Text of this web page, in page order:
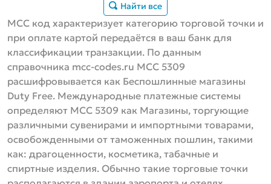
Найти все
MCC код характеризует категорию торговой точки и
при оплате картой передаётся в ваш банк для
классификации транзакции. По данным
справочника mcc-codes.ru MCC 5309
расшифровывается как Беспошлинные магазины
Duty Free. Международные платежные системы
определяют МСС 5309 как Магазины, торгующие
различными сувенирами и импортными товарами,
освобожденными от таможенных пошлин, такими
как: драгоценности, косметика, табачные и
спиртные изделия. Обычно такие торговые точки